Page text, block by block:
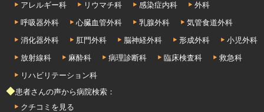
アレルギー科
リウマチ科 感染症内科
外科
呼吸器外科
心臓血管外科 乳腺外科
気管食道外科
消化器外科
肛門外科 脳神経外科 形成外科
小児外科
放射線科
麻酔科 病理診断科 臨床検査科
救急科
リハビリテーション科
◆患者さんの声から病院検索：
クチコミを見る